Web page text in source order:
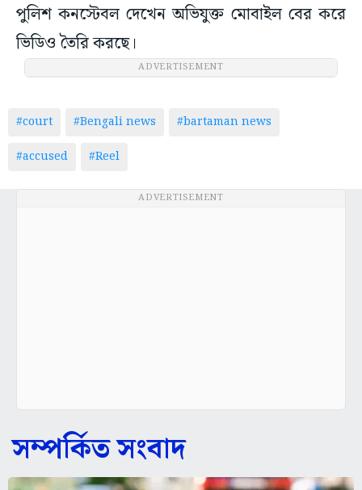
পুলিশ কনস্টেবল দেখেন অভিযুক্ত মোবাইল বের করে
ভিডিও তৈরি করছে।
ADVERTISEMENT
#court #Bengali news
#bartaman news
#accused
#Reel
ADVERTISEMENT
সম্পর্কিত সংবাদ